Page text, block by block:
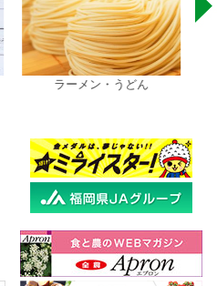
ラーメン・うどん